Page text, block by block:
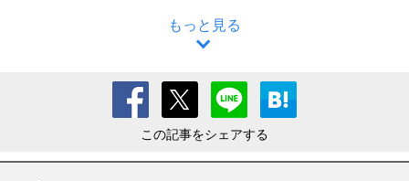
もっと見る
この記事をシェアする